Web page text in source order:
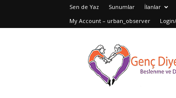
Sen de Yaz Sunumlar İlanlar
My Account – urban_observer
Genç
Diyetisyenler